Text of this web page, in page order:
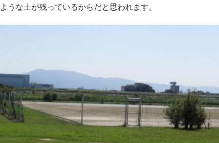
ような土が残っているからだと思われます。